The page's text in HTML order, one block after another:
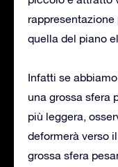
quella del piano
Infatti se
una grossa sfera
più leggera,
deformerà verso
grossa sfera